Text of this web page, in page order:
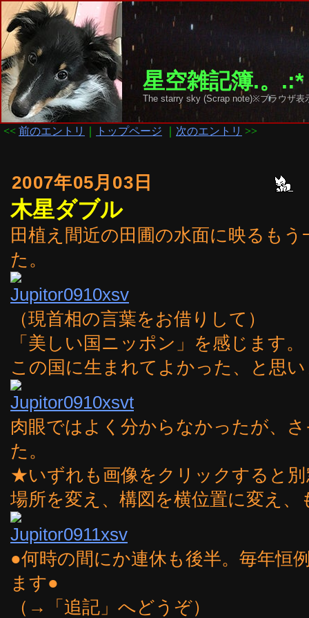
星空雑記簿.。
The starry sky (Scrap note)※ブラウザ
<< 前のエントリ トップページ 次のエントリ >>
2007年05月03日
木星ダブル
田植え間近の田圃の水面に映るも
た。
（現首相の言葉をお借りして）
「美しい国ニッポン」を感じます
この国に生まれてよかった、と思
肉眼ではよく分からなかったが、
た。
★いずれも画像をクリックすると
場所を変え、構図を横位置に変え、
●何時の間にか連休も後半。毎年恒
ます●
（→「追記」へどうぞ）